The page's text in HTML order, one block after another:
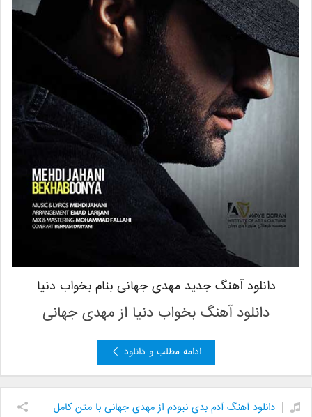
دانلود آهنگ جدید مهدی جهانی بنام بخواب دنیا
دانلود آهنگ بخواب دنیا از مهدی جهانی
ادامه مطلب و دانلود
دانلود آهنگ آدم بدی نبودم از مهدی جهانی با متن کامل